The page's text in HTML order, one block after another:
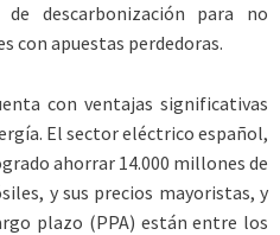
descarbonización para no
con apuestas perdedoras.
con ventajas significativas
El sector eléctrico español,
ahorrar 14.000 millones de
y sus precios mayoristas, y
plazo (PPA) están entre los